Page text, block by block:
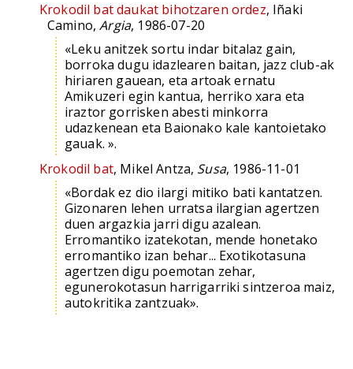
Krokodil bat daukat bihotzaren ordez, Iñaki
Camino,Argia, 1986-07-20
«Leku anitzek sortu indar bitalaz gain,
borroka dugu idazlearen baitan, jazz club-ak
hiriaren gauean, eta artoak ernatu
Amikuzeri egin kantua, herriko xara eta
iraztor gorrisken abesti minkorra
udazkenean eta Baionako kale kantoietako
gauak. ».
Krokodil bat, Mikel Antza, Susa, 1986-11-01
«Bordak ez dio ilargi mitiko bati kantatzen.
Gizonaren lehen urratsa ilargian agertzen
duen argazkia jarri digu azalean.
Erromantiko izatekotan, mende honetako
erromantiko izan behar... Exotikotasuna
agertzen digu poemotan zehar,
egunerokotasun harrigarriki sintzeroa maiz,
autokritika zantzuak».